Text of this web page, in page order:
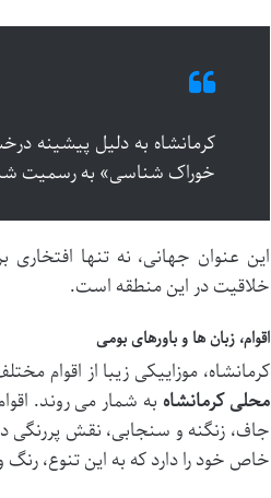
خوراک شناسی» به رسمیت
این عنوان جهانی، نه تنها
خلاقیت در این منطقه است.
اقوام، زبان ها و باورهای بومی
کرمانشاه، موزاییکی زیبا از اقوام
محلی کرمانشاه به شمار می روند.
جاف، زنگنه و سنجابی، نقش پررنگی
خاص خود را دارد که به این تنوع،